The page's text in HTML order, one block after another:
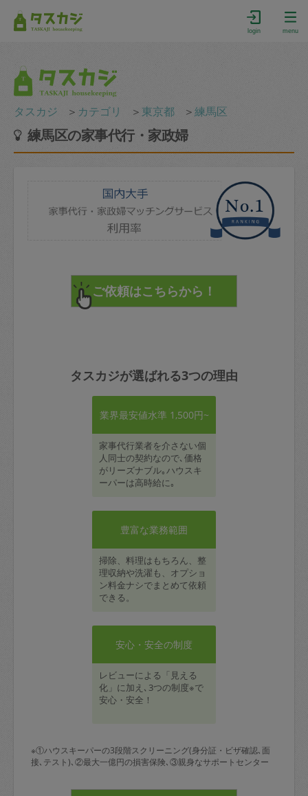
login menu
タスカジ ＞ カテゴリ ＞ 東京都 ＞練馬区
練馬区の家事代行・家政婦
タスカジが選ばれる3つの理由
業界最安値水準 1,500円~
家事代行業者を介さない個
人同士の契約なので､価格
がリーズナブル｡ハウスキ
ーパーは高時給に｡
豊富な業務範囲
掃除、料理はもちろん、整
理収納や洗濯も、オプショ
ン料金ナシでまとめて依頼
できる。
安心・安全の制度
レビューによる「見える
化」に加え､3つの制度※で
安心・安全！
※①ハウスキーパーの3段階スクリーニング(身分証・ビザ確認､面
接､テスト)､②最大一億円の損害保険､③親身なサポートセンター